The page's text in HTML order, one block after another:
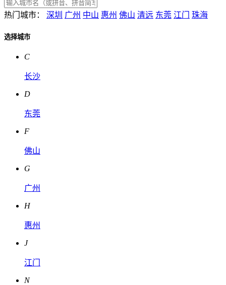
热门城市： 深圳 广州 中山 惠州 佛山 清远 东莞 江门 珠海
选择城市
C
长沙
D
东莞
F
佛山
G
广州
H
惠州
J
江门
N